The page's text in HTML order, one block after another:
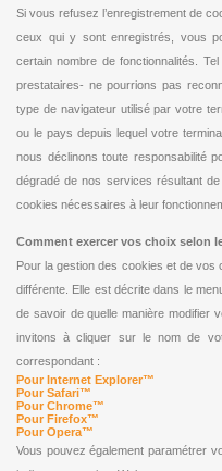
Si vous refusez l’enregistrement de
ceux qui y sont enregistrés, vous
certain nombre de fonctionnalités.
prestataires- ne pourrions pas
type de navigateur utilisé par votre
ou le pays depuis lequel votre
nous déclinons toute responsabilité
dégradé de nos services résultant de
cookies nécessaires à leur
Comment exercer vos choix selon
Pour la gestion des cookies et de vos
différente. Elle est décrite dans le
de savoir de quelle manière modifier
invitons à cliquer sur le nom de
correspondant :
Pour Internet Explorer™
Pour Safari™
Pour Chrome™
Pour Firefox™
Pour Opera™
Vous pouvez également paramétrer